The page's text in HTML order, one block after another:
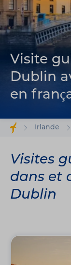
Visite
Dublin
en
Irlande
Visites
dans et
Dublin